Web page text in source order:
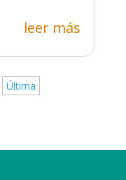
leer más
Última